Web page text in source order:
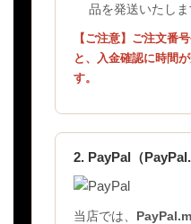
品を発送いたしま
【ご注意】ご注文番
と、入金確認に時間
す。
2. PayPal（
当店では、